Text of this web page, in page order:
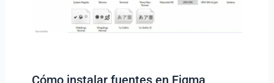
Cómo instalar fuentes en Figma